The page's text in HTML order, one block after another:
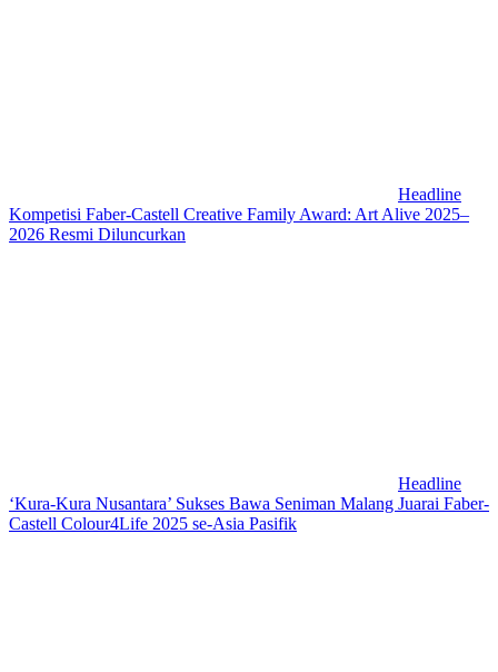
Headline
Kompetisi Faber-Castell Creative Family Award: Art Alive 2025–
2026 Resmi Diluncurkan
Headline
‘Kura-Kura Nusantara’ Sukses Bawa Seniman Malang Juarai Faber-
Castell Colour4Life 2025 se-Asia Pasifik